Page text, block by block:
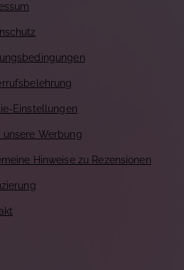
Einstellungen
unsere Werbung
Hinweise zu Rezensionen